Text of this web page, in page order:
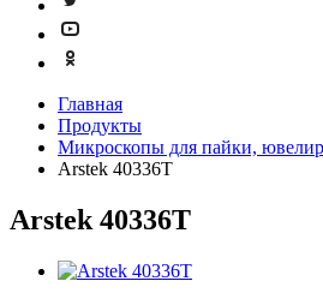
Главная
Продукты
Микроскопы для пайки,
Arstek 40336T
Arstek 40336T